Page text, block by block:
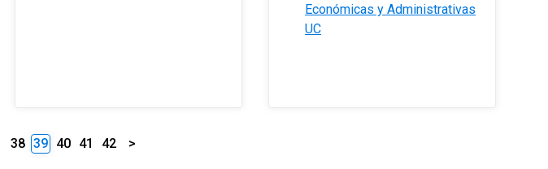
Económicas y Administrativas
UC
38 39 40 41 42 >